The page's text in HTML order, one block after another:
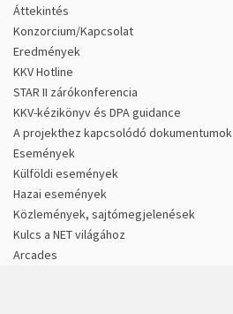
Áttekintés
Konzorcium/Kapcsolat
Eredmények
KKV Hotline
STAR II zárókonferencia
KKV-kézikönyv és DPA guidance
A projekthez kapcsolódó dokumentumok
Események
Külföldi események
Hazai események
Közlemények, sajtómegjelenések
Kulcs a NET világához
Arcades